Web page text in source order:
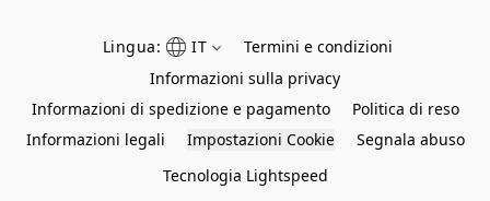
Lingua: IT
Termini e condizioni
Informazioni sulla privacy
Informazioni di spedizione e pagamento
Politica di reso
Informazioni legali
Impostazioni Cookie
Segnala abuso
Tecnologia Lightspeed